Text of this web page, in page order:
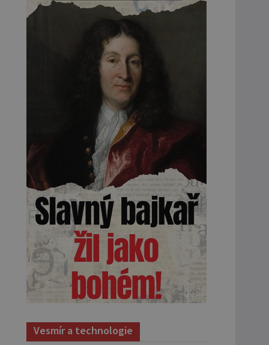
Vesmír a technologie